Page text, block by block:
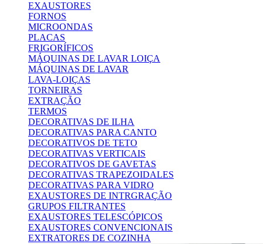
EXAUSTORES
FORNOS
MICROONDAS
PLACAS
FRIGORÍFICOS
MÁQUINAS DE LAVAR LOIÇA
MÁQUINAS DE LAVAR
LAVA-LOIÇAS
TORNEIRAS
EXTRAÇÃO
TERMOS
DECORATIVAS DE ILHA
DECORATIVAS PARA CANTO
DECORATIVOS DE TETO
DECORATIVAS VERTICAIS
DECORATIVOS DE GAVETAS
DECORATIVAS TRAPEZOIDALES
DECORATIVAS PARA VIDRO
EXAUSTORES DE INTRGRAÇÃO
GRUPOS FILTRANTES
EXAUSTORES TELESCÓPICOS
EXAUSTORES CONVENCIONAIS
EXTRATORES DE COZINHA